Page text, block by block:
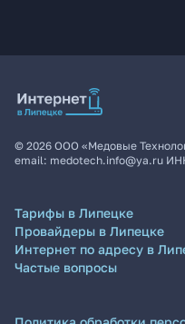
© 2026 ООО «Медовые
email: medotech.info@ya.ru
Тарифы в Липецке
Провайдеры в Липецке
Интернет по адресу в
Частые вопросы